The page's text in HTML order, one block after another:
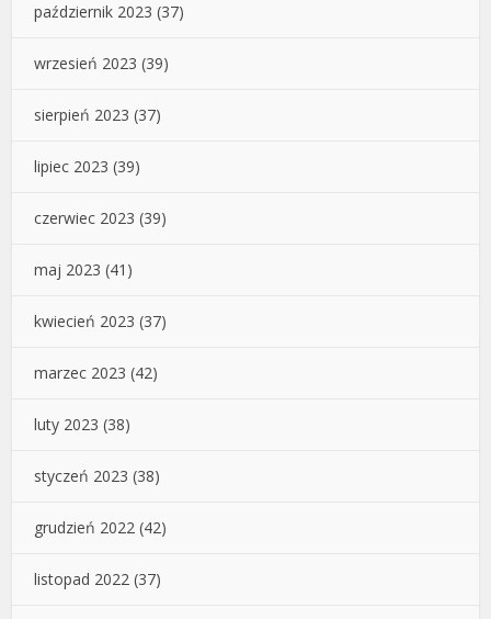
październik 2023 (37)
wrzesień 2023 (39)
sierpień 2023 (37)
lipiec 2023 (39)
czerwiec 2023 (39)
maj 2023 (41)
kwiecień 2023 (37)
marzec 2023 (42)
luty 2023 (38)
styczeń 2023 (38)
grudzień 2022 (42)
listopad 2022 (37)